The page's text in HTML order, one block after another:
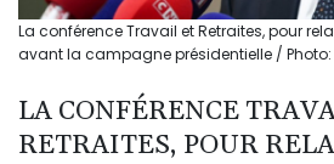
La conférence Travail et Retraites, pour
avant la campagne présidentielle / Photo:
LA CONFÉRENCE
RETRAITES, POUR